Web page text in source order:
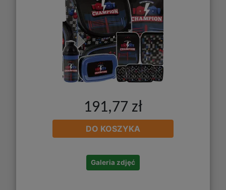
191,77 zł
DO KOSZYKA
Galeria zdjęć